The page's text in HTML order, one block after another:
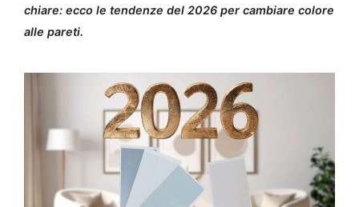
chiare: ecco le tendenze del 2026 per cambiare colore
alle pareti.